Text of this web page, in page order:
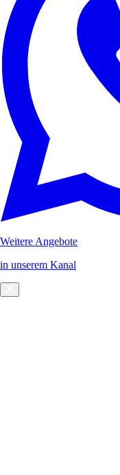
Weitere Angebote
in unserem Kanal